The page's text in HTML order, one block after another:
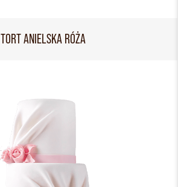
TORT ANIELSKA RÓŻA